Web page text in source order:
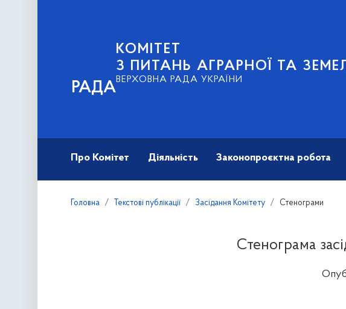
РАДА
КОМІТЕТ
З ПИТАНЬ АГРАРНОЇ ТА
ВЕРХОВНА РАДА УКРАЇНИ
Про Комітет Діяльність Законопроєктна робота
Головна Текстові публікації Засідання Комітету Стенограми
Стенограма